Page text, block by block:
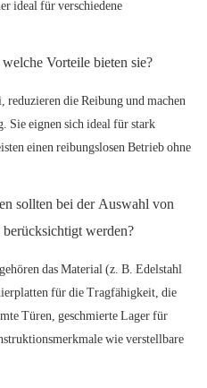
ideal für verschiedene
Vorteile bieten sie?
die Reibung und machen
Sie eignen sich ideal für stark
einen reibungslosen Betrieb ohne
sollten bei der Auswahl von
werden?
das Material (z. B. Edelstahl
für die Tragfähigkeit, die
Türen, geschmierte Lager für
wie verstellbare